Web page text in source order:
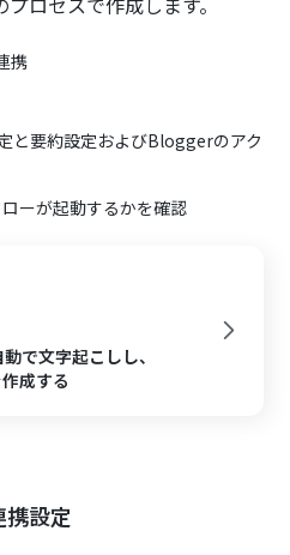
携
と要約設定およびBloggerのアク
ーが起動するかを確認
で文字起こしし、
成する
設定